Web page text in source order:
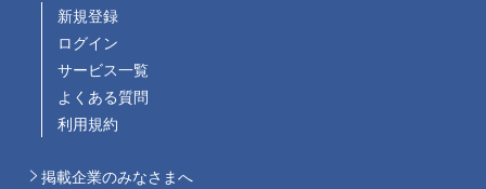
新規登録
ログイン
サービス一覧
よくある質問
利用規約
掲載企業のみなさまへ